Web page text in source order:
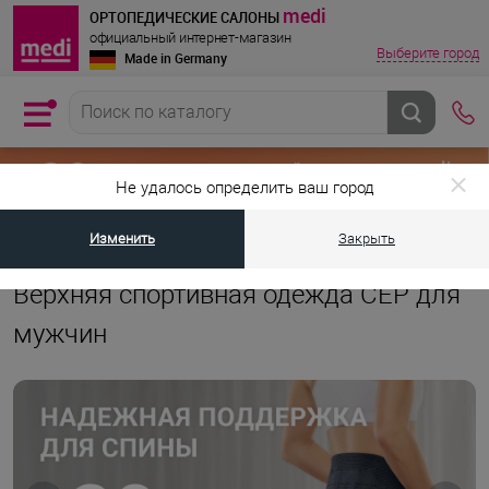
Не удалось определить ваш город
Изменить Закрыть
ОРТОПЕДИЧЕСКИЕ САЛОНЫ medi
официальный интернет-магазин
Made in Germany Выберите город
Главная страница • Компрессионная одежда для
Верхняя спортивная одежда СЕР для
мужчин